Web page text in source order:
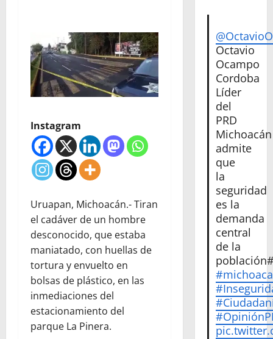
Instagram
Uruapan, Michoacán.- Tiran
el cadáver de un hombre
desconocido, que estaba
maniatado, con huellas de
tortura y envuelto en
bolsas de plástico, en las
inmediaciones del
estacionamiento del
parque La Pinera.
Octavio
Ocampo
Cordoba
Líder
del
PRD
Michoacán
admite
que
la
seguridad
es la
demanda
central
de la